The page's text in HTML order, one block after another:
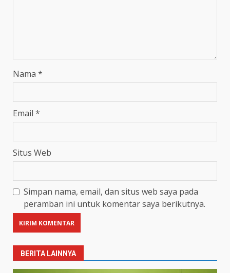
Nama *
Email *
Situs Web
Simpan nama, email, dan situs web saya pada
peramban ini untuk komentar saya berikutnya.
BERITA LAINNYA